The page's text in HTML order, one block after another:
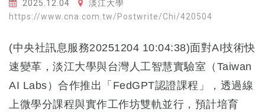
2025.12.04
淡江大學
https://www.cna.com.tw/Postwrite/Chi/420504
(中央社訊息服務20251204 10:04:38)面對AI技術快
速變革，淡江大學與台灣人工智慧實驗室（Taiwan
AI Labs）合作推出「FedGPT認證課程」，透過線
上微學分課程與實作工作坊雙軌並行，預計培育